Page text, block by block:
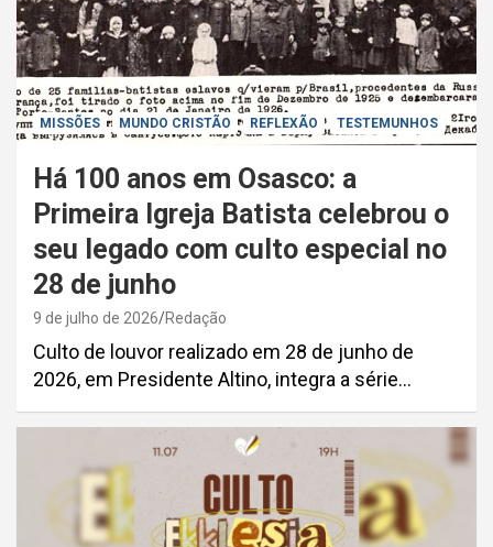
MISSÕES MUNDO CRISTÃO REFLEXÃO TESTEMUNHOS
Há 100 anos em Osasco: a
Primeira Igreja Batista celebrou o
seu legado com culto especial no
28 de junho
9 de julho de 2026 Redação
Culto de louvor realizado em 28 de junho de
2026, em Presidente Altino, integra a série…